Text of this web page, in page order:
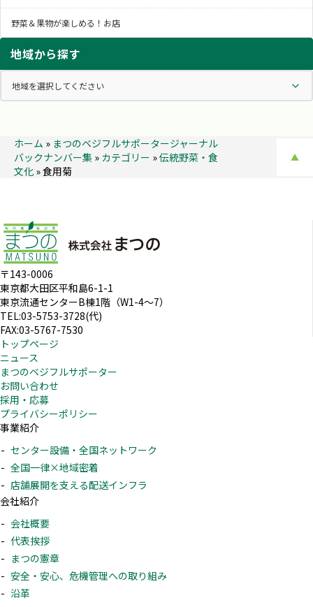
野菜＆果物が楽しめる！お店
地域から探す
ホーム » まつのベジフルサポータージャーナル
バックナンバー集 » カテゴリー »伝統野菜・食
文化 »食用菊
▲
〒143-0006
東京都大田区平和島6-1-1
東京流通センターB棟1階（W1-4～7）
TEL:03-5753-3728(代)
FAX:03-5767-7530
トップページ
ニュース
まつのベジフルサポーター
お問い合わせ
採用・応募
プライバシーポリシー
事業紹介
センター設備・全国ネットワーク
全国一律×地域密着
店舗展開を支える配送インフラ
会社紹介
会社概要
代表挨拶
まつの憲章
安全・安心、危機管理への取り組み
沿革